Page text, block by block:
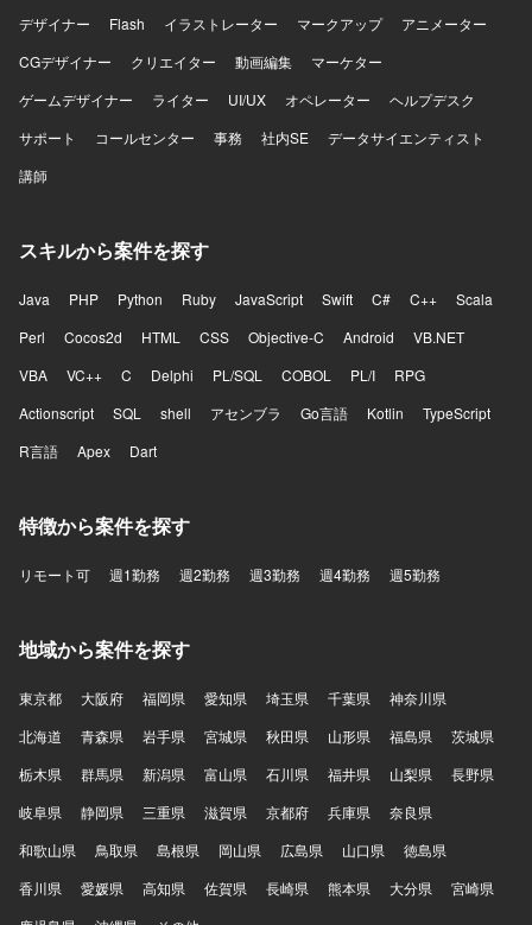
定製品に依存しない形で、案件ごとの要件に応じた最適な
システムアーキテクチャや技術構成を検討していただきま
デザイナー
Flash イラストレーター マークアップ
アニメーター
CGデザイナー
クリエイター 動画編集
マーケター
ゲームデザイナー
ライター UI/UX オペレーター
ヘルプデスク
サポート
コールセンター 事務 社内SE
データサイエンティスト
講師
スキルから案件を探す
Java PHP Python Ruby JavaScript Swift C# C++
Scala
Perl
Cocos2d HTML CSS Objective-C Android
VB.NET
VBA
VC++ C Delphi PL/SQL COBOL PL/I
RPG
Actionscript
SQL shell アセンブラ Go言語 Kotlin
TypeScript
R言語
Apex Dart
特徴から案件を探す
リモート可 週1勤務 週2勤務 週3勤務 週4勤務 週5勤務
地域から案件を探す
東京都 大阪府 福岡県 愛知県 埼玉県 千葉県
神奈川県
北海道
青森県 岩手県 宮城県 秋田県 山形県 福島県
茨城県
栃木県
群馬県 新潟県 富山県 石川県 福井県 山梨県
長野県
岐阜県
静岡県 三重県 滋賀県 京都府 兵庫県
奈良県
和歌山県
鳥取県 島根県 岡山県 広島県 山口県
徳島県
香川県
愛媛県 高知県 佐賀県 長崎県 熊本県 大分県
宮崎県